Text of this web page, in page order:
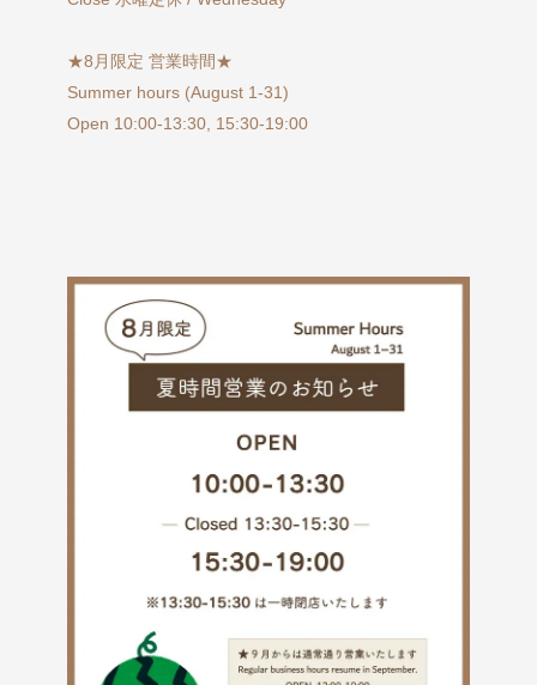
★8月限定 営業時間★
Summer hours (August 1-31)
Open 10:00-13:30, 15:30-19:00